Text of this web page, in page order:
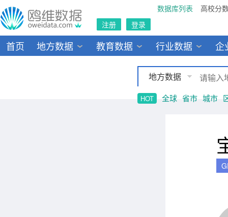
数据库列表
高校分
注册
登录
首页 地方数据 教育数据 行业数据 企
地方数据
HOT 全球 省市 城市